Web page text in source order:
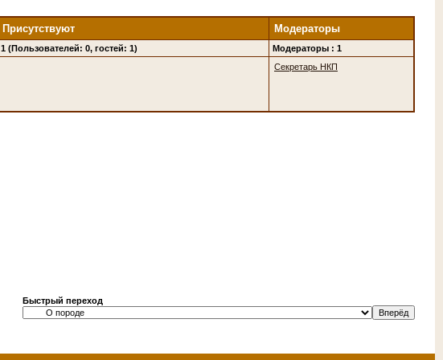
Присутствуют Модераторы
1 (Пользователей: 0, гостей: 1)
Модераторы : 1
Секретарь НКП
Быстрый переход